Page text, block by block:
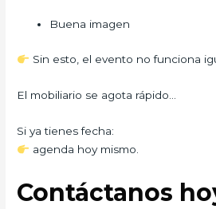
Buena imagen
Sin esto, el evento no funciona
El mobiliario se agota rápido…
Si ya tienes fecha:
agenda hoy mismo.
Contáctanos